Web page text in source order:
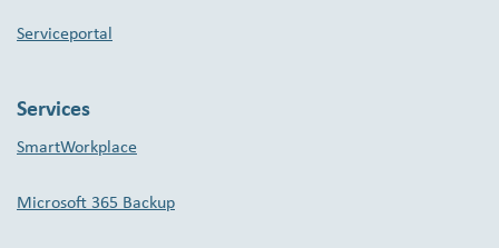
Serviceportal
Services
SmartWorkplace
Microsoft 365 Backup